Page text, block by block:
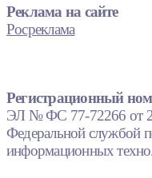
Реклама на сайте
Росреклама
Регистрационный
ЭЛ № ФС 77-72266 от
Федеральной службой
информационных